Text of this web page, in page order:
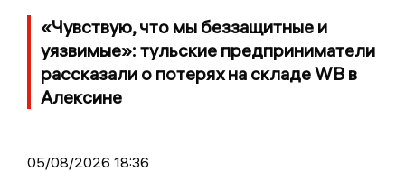
«Чувствую, что мы беззащитные и
уязвимые»: тульские предприниматели
рассказали о потерях на складе WB в
Алексине
05/08/2026 18:36